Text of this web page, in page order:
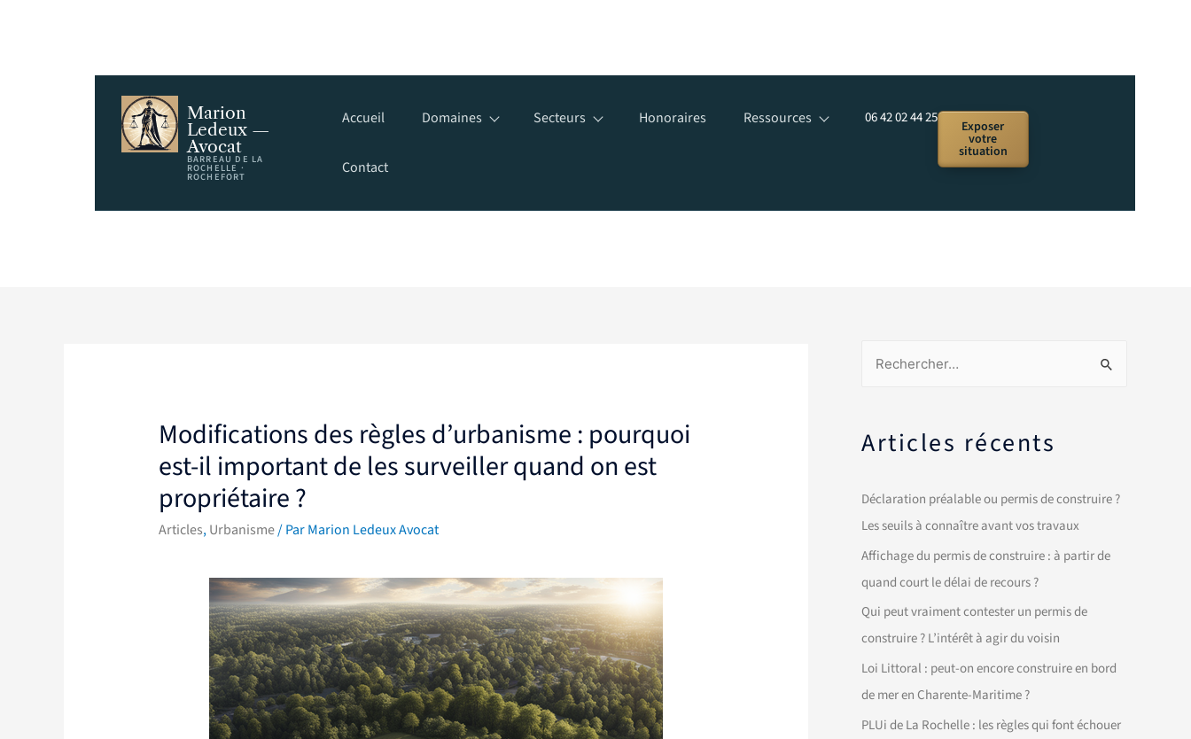
Marion
Ledeux —
Avocat
BARREAU DE LA
ROCHELLE ·
ROCHEFORT
Accueil Domaines Secteurs Honoraires Ressources
Contact
06 42 02 44 25 Exposer
votre
situation
Modifications des règles d’urbanisme : pourquoi
est-il important de les surveiller quand on est
propriétaire ?
Articles,Urbanisme/ ParMarion Ledeux Avocat
Articles récents
Déclaration préalable ou permis de construire ?
Les seuils à connaître avant vos travaux
Affichage du permis de construire : à partir de
quand court le délai de recours ?
Qui peut vraiment contester un permis de
construire ? L’intérêt à agir du voisin
Loi Littoral : peut-on encore construire en bord
de mer en Charente-Maritime ?
PLUi de La Rochelle : les règles qui font échouer